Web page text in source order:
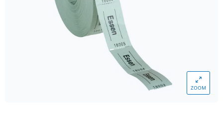
ZOOM